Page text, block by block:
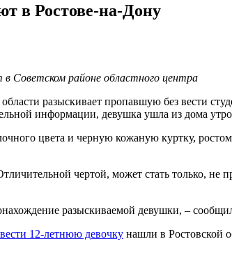
в Ростове-на-Дону
Советском районе областного центра
разыскивает пропавшую без вести
информации, девушка ушла из дома
цвета и черную кожаную куртку,
чертой, может стать только,
разыскиваемой девушки, –
12-летнюю девочку нашли в Ростовской